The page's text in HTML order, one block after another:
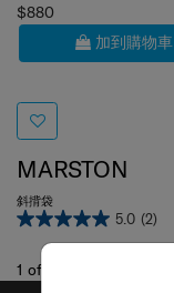
$880
加到購物車
MARSTON
斜揹袋
5.0 (2)
1 of